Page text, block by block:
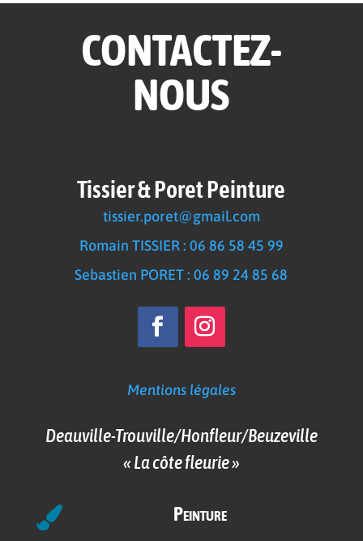
CONTACTEZ-
NOUS
Tissier & Poret Peinture
tissier.poret@gmail.com
Romain TISSIER : 06 86 58 45 99
Sebastien PORET : 06 89 24 85 68
Mentions légales
Deauville-Trouville/Honfleur/Beuzeville
« La côte fleurie »
 Peinture